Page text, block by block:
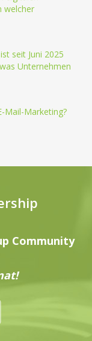
welcher
seit Juni 2025
Unternehmen
Mail-Marketing?
Community